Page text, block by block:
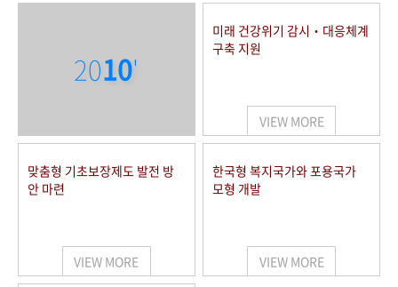
2010'
미래 건강위기 감시‧대응체계
구축 지원
VIEW MORE
맞춤형 기초보장제도 발전 방
안 마련
VIEW MORE
한국형 복지국가와 포용국가
모형 개발
VIEW MORE